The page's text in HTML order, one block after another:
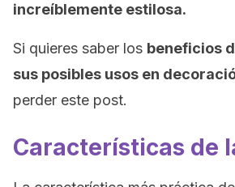
increíblemente estilosa.
Si quieres saber los beneficios
sus posibles usos en
perder este post.
Características de